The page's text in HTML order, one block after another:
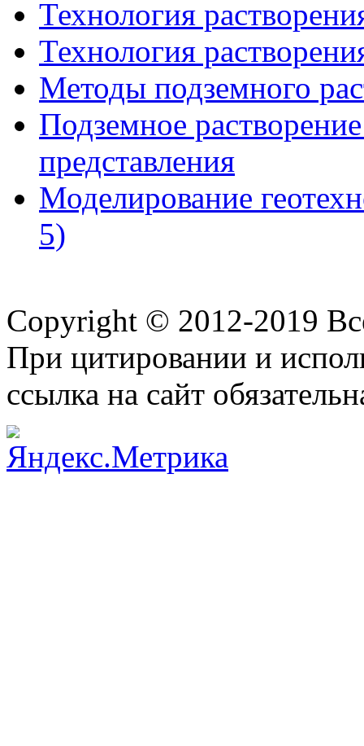
Технология
Технология
Методы подземного
Подземное
представления
Моделирование
5)
Copyright © 2012-2019
При цитировании и
ссылка на сайт